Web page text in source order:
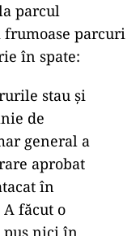
parcul
parcuri
în spate:
stau și
de
general a
aprobat
în
făcut o
pus nici în